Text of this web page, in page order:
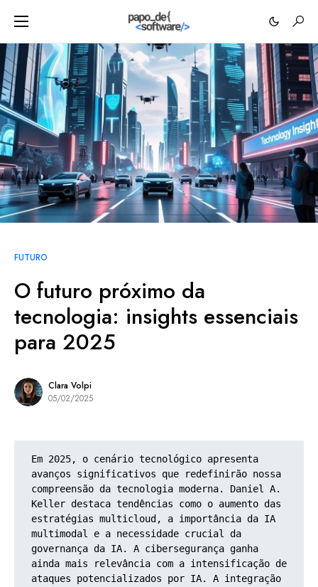
FUTURO
O futuro próximo da
tecnologia: insights essenciais
para 2025
Clara Volpi
05/02/2025
Em 2025, o cenário tecnológico apresenta
avanços significativos que redefinirão nossa
compreensão da tecnologia moderna. Daniel A.
Keller destaca tendências como o aumento das
estratégias multicloud, a importância da IA
multimodal e a necessidade crucial da
governança da IA. A cibersegurança ganha
ainda mais relevância com a intensificação de
ataques potencializados por IA. A integração